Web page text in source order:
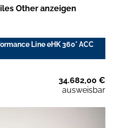
Other anzeigen
Line eHK 360° ACC
34.682,00 €
ausweisbar